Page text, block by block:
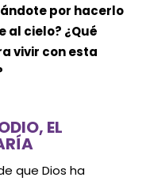
por hacerlo
al cielo? ¿Qué
vivir con esta
EL
que Dios ha